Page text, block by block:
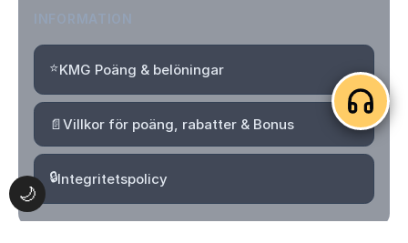
🌙
⭐KMG Poäng & belöningar
📄Villkor för poäng, rabatter & Bonus
🔒Integritetspolicy